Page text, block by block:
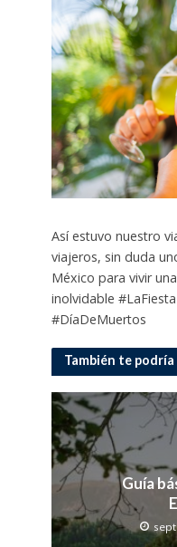
Así estuvo nuestro
viajeros, sin duda
México para vivir
inolvidable
#DíaDeMuertos
También te
Guía